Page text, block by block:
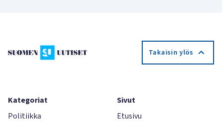
Takaisin ylös
Kategoriat
Politiikka
Sivut
Etusivu